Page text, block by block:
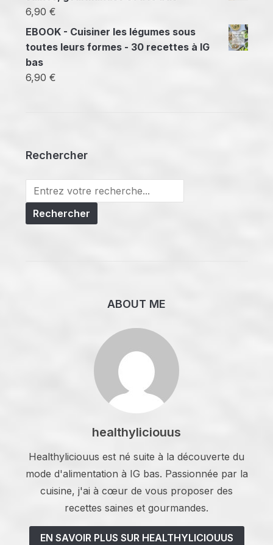
6,90 €
EBOOK - Cuisiner les légumes sous
toutes leurs formes - 30 recettes à IG
bas
6,90 €
Rechercher
Search
for:
ABOUT ME
healthyliciouus
Healthyliciouus est né suite à la découverte du
mode d'alimentation à IG bas. Passionnée par la
cuisine, j'ai à cœur de vous proposer des
recettes saines et gourmandes.
EN SAVOIR PLUS SUR HEALTHYLICIOUUS